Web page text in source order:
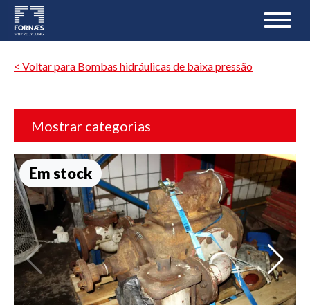
< Voltar para Bombas hidráulicas de baixa pressão
Mostrar categorias
Em stock